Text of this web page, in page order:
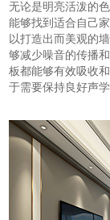
无论是明亮活泼的
能够找到适合自己
以打造出而美观的
够减少噪音的传播
板都能够有效吸收
于需要保持良好声